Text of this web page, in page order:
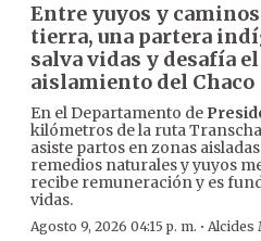
Entre yuyos y
tierra, una partera
salva vidas y desafía el
aislamiento del Chaco
En el Departamento de
kilómetros de la ruta
asiste partos en zonas
remedios naturales y yuyos
recibe remuneración y es
vidas.
Agosto 9, 2026 04:15 p. m. · Alcides